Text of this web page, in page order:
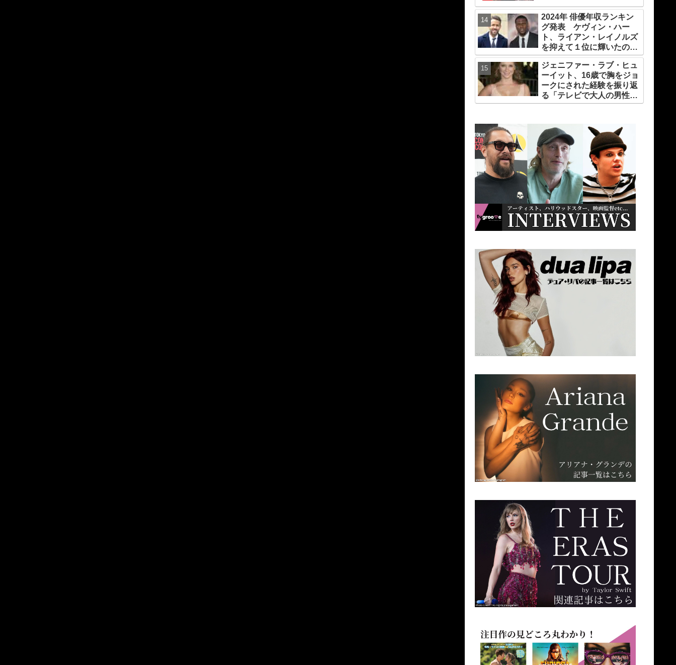
2024年 俳優年収ランキン
グ発表 ケヴィン・ハー
ト、ライアン・レイノルズ
を抑えて１位に輝いたの
は？
ジェニファー・ラブ・ヒュ
ーイット、16歳で胸をジョ
ークにされた経験を振り返
る「テレビで大人の男性が
私の胸を話題にするなん